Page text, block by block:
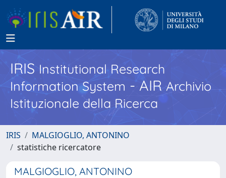
IRISInstitutional Research
Information System - AIR Archivio
Istituzionale della Ricerca
IRIS
MALGIOGLIO, ANTONINO
statistiche ricercatore
MALGIOGLIO, ANTONINO